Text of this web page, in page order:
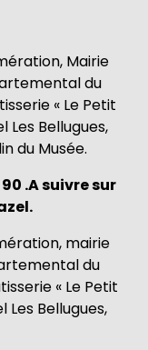
Mairie
du
« Le Petit
Les Bellugues,
du Musée.
.A suivre sur
mairie
du
« Le Petit
Les Bellugues,